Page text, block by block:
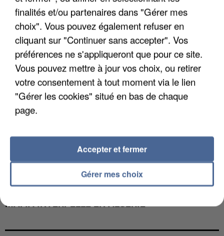
DE FAUNE SAUVAGE SONT...
MAFIA INTERPELLÉ EN ALGÉRIE
finalités et/ou partenaires dans "Gérer mes
choix". Vous pouvez également refuser en
cliquant sur "Continuer sans accepter". Vos
préférences ne s'appliqueront que pour ce site.
Vous pouvez mettre à jour vos choix, ou retirer
votre consentement à tout moment via le lien
"Gérer les cookies" situé en bas de chaque
page.
Gérer mes choix
Accepter et fermer